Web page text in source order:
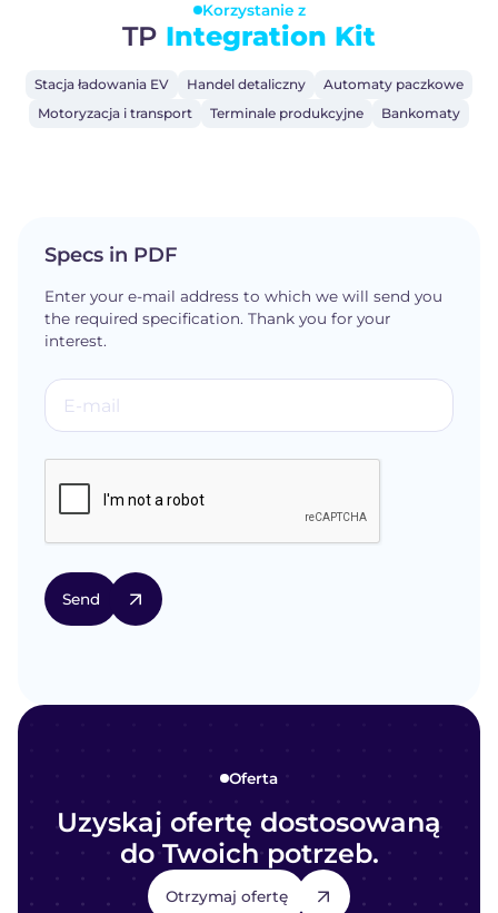
Korzystanie z
TP Integration Kit
Stacja ładowania EV Handel detaliczny
Automaty paczkowe
Motoryzacja i transport
Terminale produkcyjne Bankomaty
Specs in PDF
Enter your e-mail address to which we will send you
the required specification. Thank you for your
interest.
Oferta
Uzyskaj ofertę dostosowaną
do Twoich potrzeb.
Otrzymaj ofertę